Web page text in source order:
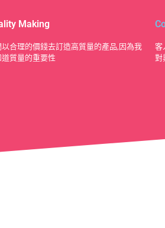
Making
以合理的價錢去訂造高質量的產品,因為我
道質量的重要性
客
對